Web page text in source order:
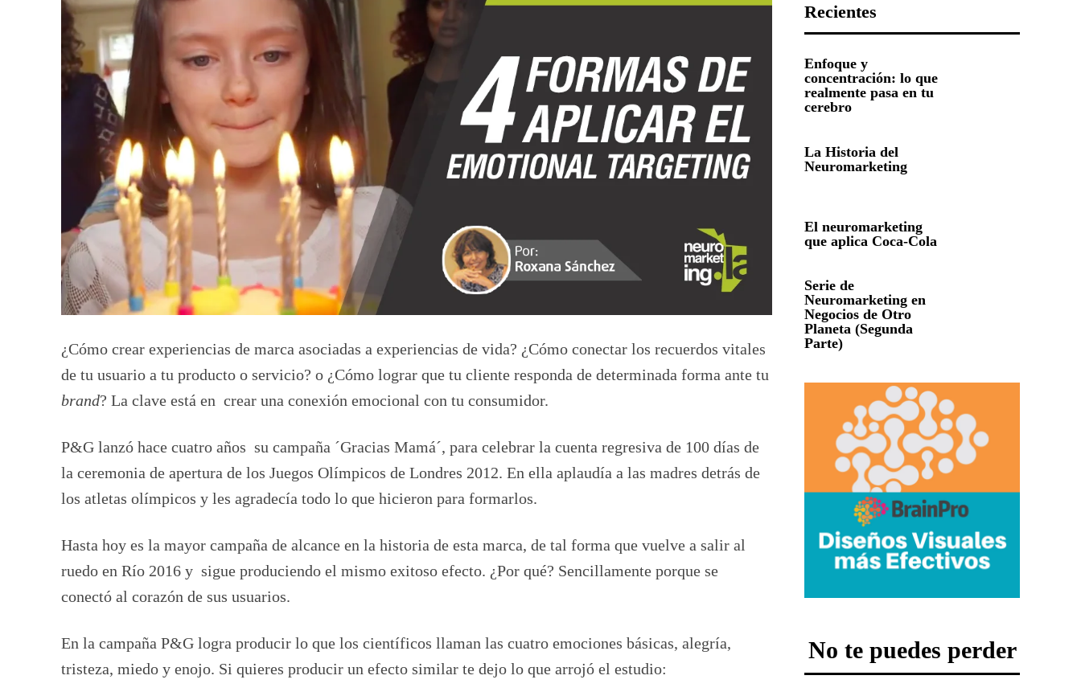
¿Cómo crear experiencias de marca asociadas a experiencias de vida? ¿Cómo conectar los recuerdos vitales
de tu usuario a tu producto o servicio? o ¿Cómo lograr que tu cliente responda de determinada forma ante tu
brand? La clave está en crear una conexión emocional con tu consumidor.
P&G lanzó hace cuatro años su campaña ´Gracias Mamá´, para celebrar la cuenta regresiva de 100 días de
la ceremonia de apertura de los Juegos Olímpicos de Londres 2012. En ella aplaudía a las madres detrás de
los atletas olímpicos y les agradecía todo lo que hicieron para formarlos.
Hasta hoy es la mayor campaña de alcance en la historia de esta marca, de tal forma que vuelve a salir al
ruedo en Río 2016 y sigue produciendo el mismo exitoso efecto. ¿Por qué? Sencillamente porque se
conectó al corazón de sus usuarios.
En la campaña P&G logra producir lo que los científicos llaman las cuatro emociones básicas, alegría,
tristeza, miedo y enojo. Si quieres producir un efecto similar te dejo lo que arrojó el estudio:
Recientes
Enfoque y
concentración: lo que
realmente pasa en tu
cerebro
La Historia del
Neuromarketing
El neuromarketing
que aplica Coca-Cola
Serie de
Neuromarketing en
Negocios de Otro
Planeta (Segunda
Parte)
No te puedes perder